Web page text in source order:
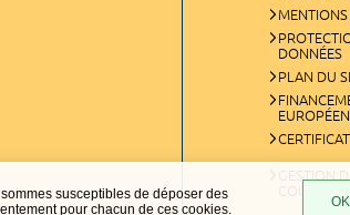
susceptibles de déposer des
pour chacun de ces cookies.
DONNÉES
PLAN DU
GESTION
COOKIES